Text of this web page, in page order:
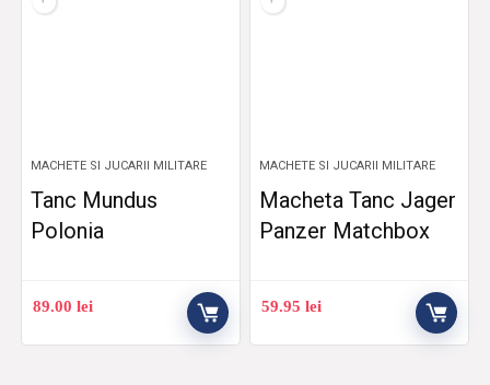
MACHETE SI JUCARII MILITARE
Tanc Mundus
Polonia
89.00lei
MACHETE SI JUCARII MILITARE
Macheta Tanc Jager
Panzer Matchbox
59.95lei